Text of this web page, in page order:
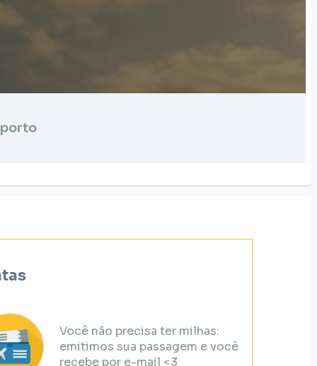
Você não precisa ter milhas:
emitimos sua passagem e você
recebe por e-mail <3